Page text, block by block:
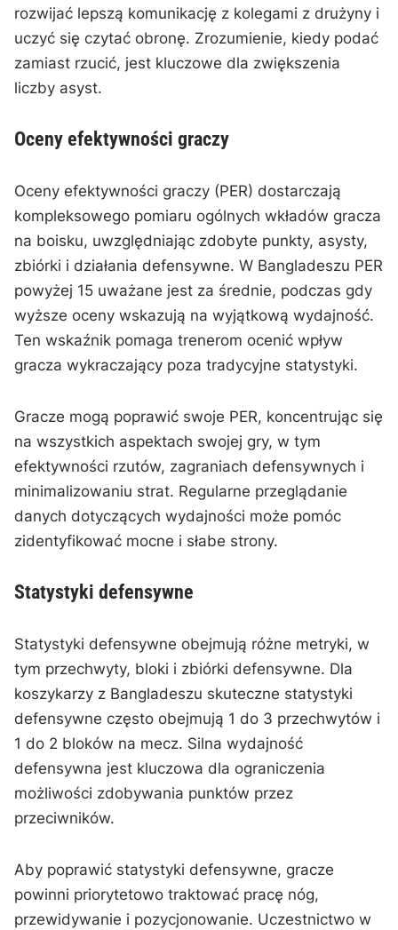
rozwijać lepszą komunikację z kolegami z drużyny i
uczyć się czytać obronę. Zrozumienie, kiedy podać
zamiast rzucić, jest kluczowe dla zwiększenia
liczby asyst.
Oceny efektywności graczy
Oceny efektywności graczy (PER) dostarczają
kompleksowego pomiaru ogólnych wkładów gracza
na boisku, uwzględniając zdobyte punkty, asysty,
zbiórki i działania defensywne. W Bangladeszu PER
powyżej 15 uważane jest za średnie, podczas gdy
wyższe oceny wskazują na wyjątkową wydajność.
Ten wskaźnik pomaga trenerom ocenić wpływ
gracza wykraczający poza tradycyjne statystyki.
Gracze mogą poprawić swoje PER, koncentrując się
na wszystkich aspektach swojej gry, w tym
efektywności rzutów, zagraniach defensywnych i
minimalizowaniu strat. Regularne przeglądanie
danych dotyczących wydajności może pomóc
zidentyfikować mocne i słabe strony.
Statystyki defensywne
Statystyki defensywne obejmują różne metryki, w
tym przechwyty, bloki i zbiórki defensywne. Dla
koszykarzy z Bangladeszu skuteczne statystyki
defensywne często obejmują 1 do 3 przechwytów i
1 do 2 bloków na mecz. Silna wydajność
defensywna jest kluczowa dla ograniczenia
możliwości zdobywania punktów przez
przeciwników.
Aby poprawić statystyki defensywne, gracze
powinni priorytetowo traktować pracę nóg,
przewidywanie i pozycjonowanie. Uczestnictwo w